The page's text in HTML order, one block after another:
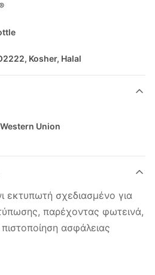
Kosher, Halal
Union
εκτυπωτή σχεδιασμένο για
παρέχοντας φωτεινά,
ασφάλειας